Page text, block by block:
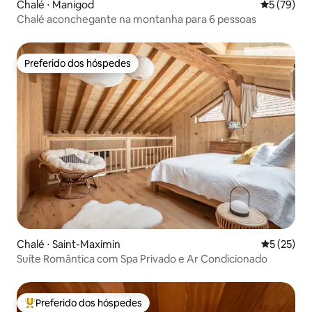
Chalé ⋅ Manigod 5 de uma
5 (79)
Chalé aconchegante na montanha para 6 pessoas
Preferido dos hóspedes
Preferido dos hóspedes
Chalé ⋅ Saint-Maximin 5 de uma
5 (25)
Suíte Romântica com Spa Privado e Ar Condicionado
Entre os melhores preferidos dos hóspedes
Preferido dos hóspedes